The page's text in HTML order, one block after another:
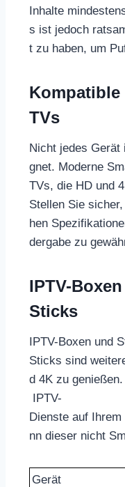
Inhalte
s ist jedoch
t zu haben, um
Kompatible
TVs
Nicht jedes Gerät
gnet. Moderne
TVs, die HD und
Stellen Sie
hen
dergabe zu
IPTV-
Sticks
IPTV-Boxen und
Sticks sind
d 4K zu
IPTV-
Dienste auf
nn dieser nicht
Gerät